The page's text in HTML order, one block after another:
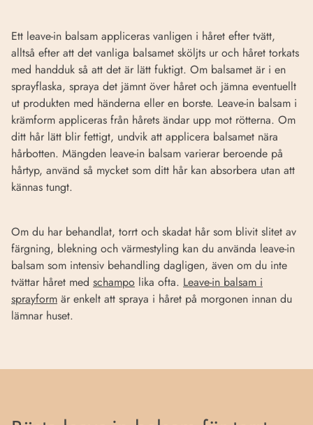
Ett leave-in balsam appliceras vanligen i håret efter tvätt,
alltså efter att det vanliga balsamet sköljts ur och håret torkats
med handduk så att det är lätt fuktigt. Om balsamet är i en
sprayflaska, spraya det jämnt över håret och jämna eventuellt
ut produkten med händerna eller en borste. Leave-in balsam i
krämform appliceras från hårets ändar upp mot rötterna. Om
ditt hår lätt blir fettigt, undvik att applicera balsamet nära
hårbotten. Mängden leave-in balsam varierar beroende på
hårtyp, använd så mycket som ditt hår kan absorbera utan att
kännas tungt.
Om du har behandlat, torrt och skadat hår som blivit slitet av
färgning, blekning och värmestyling kan du använda leave-in
balsam som intensiv behandling dagligen, även om du inte
tvättar håret med schampo lika ofta. Leave-in balsam i
sprayform är enkelt att spraya i håret på morgonen innan du
lämnar huset.